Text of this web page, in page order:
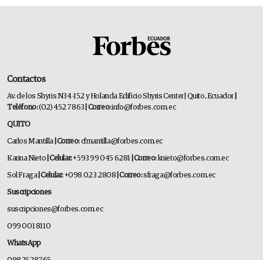
Contactos
Av. de los Shyris N34-152 y Holanda Edificio Shyris Center | Quito, Ecuador
Teléfono:(02) 452 7863 | Correo:info@forbes.com.ec
QUITO
Carlos Mantilla | Correo:cfmantilla@forbes.com.ec
Karina Nieto | Celular:+593 99 045 6281 | Correo:knieto@forbes.com.ec
Sol Fraga| Celular:+098 023 2808 | Correo:sfraga@forbes.com.ec
Suscripciones
suscripciones@forbes.com.ec
099 001 8110
WhatsApp